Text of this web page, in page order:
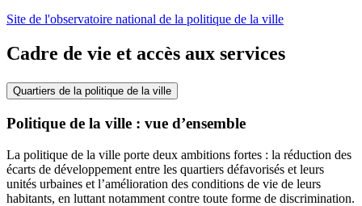
Site de l'observatoire national de la politique de la ville
Cadre de vie et accès aux services
Quartiers de la politique de la ville
Politique de la ville : vue d’ensemble
La politique de la ville porte deux ambitions fortes : la réduction des
écarts de développement entre les quartiers défavorisés et leurs
unités urbaines et l’amélioration des conditions de vie de leurs
habitants, en luttant notamment contre toute forme de discrimination.